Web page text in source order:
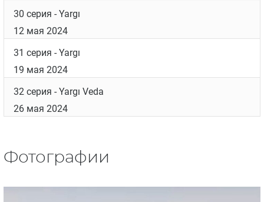
25 серия
- Yargı
24 марта 2024
26 серия
- Yargı
14 апреля 2024
27 серия
- Yargı
21 апреля 2024
29 серия - Yargı